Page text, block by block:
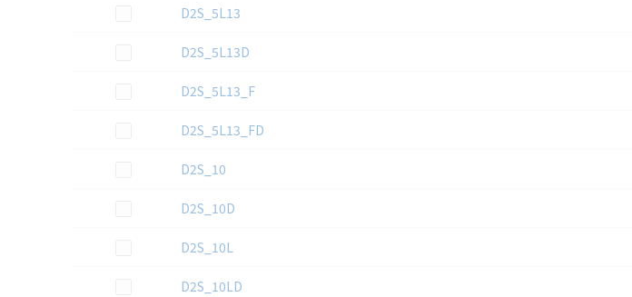
この資料を選択
D2S_5L13
この資料を選択
D2S_5L13D
この資料を選択D2S_5L13_F
この資料を選択D2S_5L13_FD
この資料を選択
D2S_10
この資料を選択
D2S_10D
この資料を選択
D2S_10L
この資料を選択
D2S_10LD